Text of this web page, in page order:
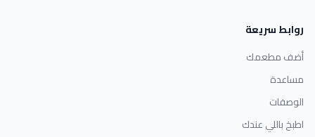
روابط سريعة
أضف مطعمك
مساعدة
الوصفات
اطبخ باللي عندك